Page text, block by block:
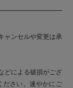
ャンセルや変更は承
どによる破損がござ
ださい。速やかにご